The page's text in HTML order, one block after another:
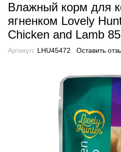
Влажный корм для
ягненком Lovely
Chicken and Lamb 85
Артикул: LHU45472 Оставить